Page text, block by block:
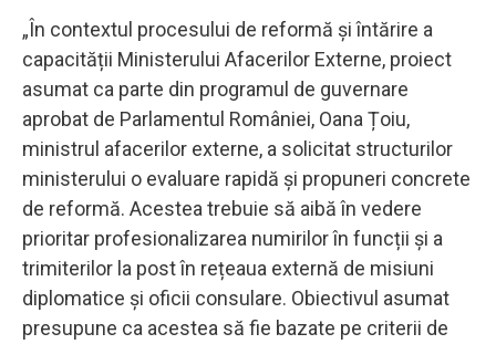
„În contextul procesului de reformă și întărire a
capacității Ministerului Afacerilor Externe, proiect
asumat ca parte din programul de guvernare
aprobat de Parlamentul României, Oana Țoiu,
ministrul afacerilor externe, a solicitat structurilor
ministerului o evaluare rapidă și propuneri concrete
de reformă. Acestea trebuie să aibă în vedere
prioritar profesionalizarea numirilor în funcții și a
trimiterilor la post în rețeaua externă de misiuni
diplomatice și oficii consulare. Obiectivul asumat
presupune ca acestea să fie bazate pe criterii de